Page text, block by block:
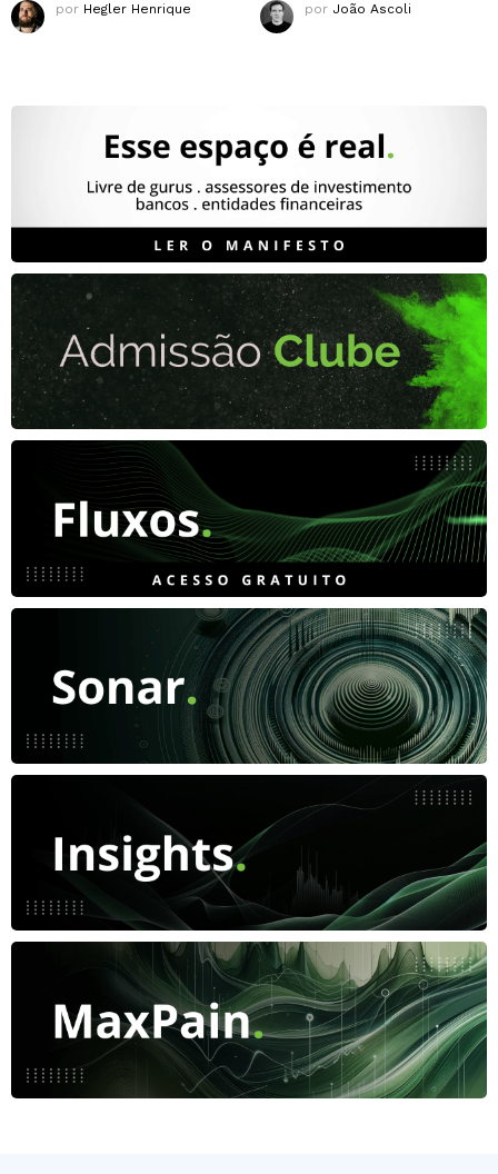
por Hegler Henrique por João Ascoli